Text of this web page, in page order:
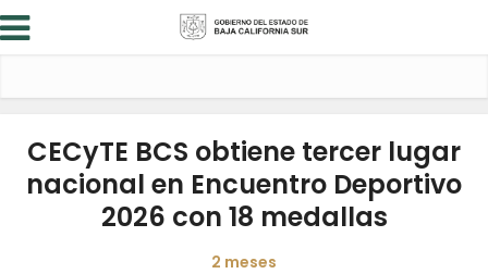
CECyTE BCS obtiene tercer lugar
nacional en Encuentro Deportivo
2026 con 18 medallas
2 meses